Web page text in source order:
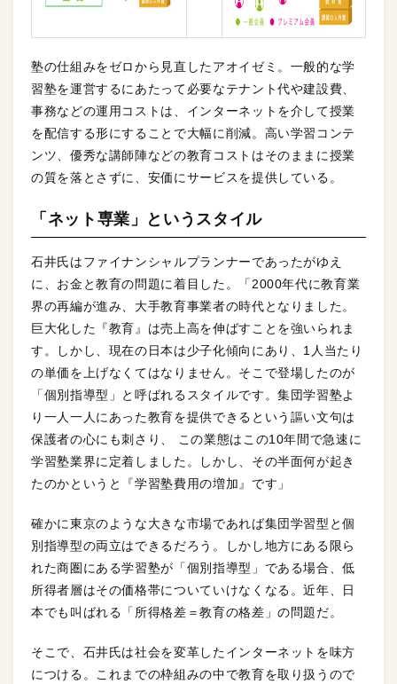
塾の仕組みをゼロから見直したアオイゼミ。一般的な学
習塾を運営するにあたって必要なテナント代や建設費、
事務などの運用コストは、インターネットを介して授業
を配信する形にすることで大幅に削減。高い学習コンテ
ンツ、優秀な講師陣などの教育コストはそのままに授業
の質を落とさずに、安価にサービスを提供している。
「ネット専業」というスタイル
石井氏はファイナンシャルプランナーであったがゆえ
に、お金と教育の問題に着目した。「2000年代に教育業
界の再編が進み、大手教育事業者の時代となりました。
巨大化した『教育』は売上高を伸ばすことを強いられま
す。しかし、現在の日本は少子化傾向にあり、1人当たり
の単価を上げなくてはなりません。そこで登場したのが
「個別指導型」と呼ばれるスタイルです。集団学習塾よ
り一人一人にあった教育を提供できるという謳い文句は
保護者の心にも刺さり、 この業態はこの10年間で急速に
学習塾業界に定着しました。しかし、その半面何が起き
たのかというと『学習塾費用の増加』です」
確かに東京のような大きな市場であれば集団学習型と個
別指導型の両立はできるだろう。しかし地方にある限ら
れた商圏にある学習塾が「個別指導型」である場合、低
所得者層はその価格帯についていけなくなる。近年、日
本でも叫ばれる「所得格差＝教育の格差」の問題だ。
そこで、石井氏は社会を変革したインターネットを味方
につける。これまでの枠組みの中で教育を取り扱うので